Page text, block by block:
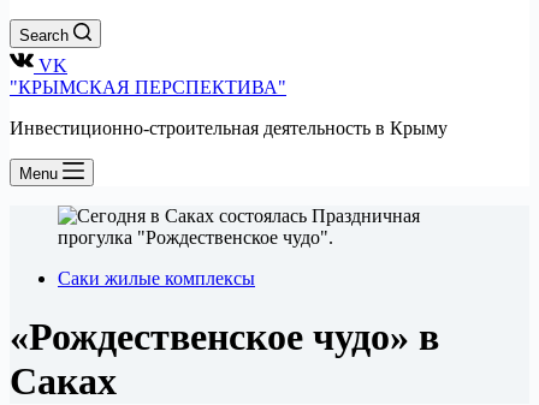
Search
VK
"КРЫМСКАЯ ПЕРСПЕКТИВА"
Инвестиционно-строительная деятельность в Крыму
Menu
Саки жилые комплексы
«Рождественское чудо» в
Саках